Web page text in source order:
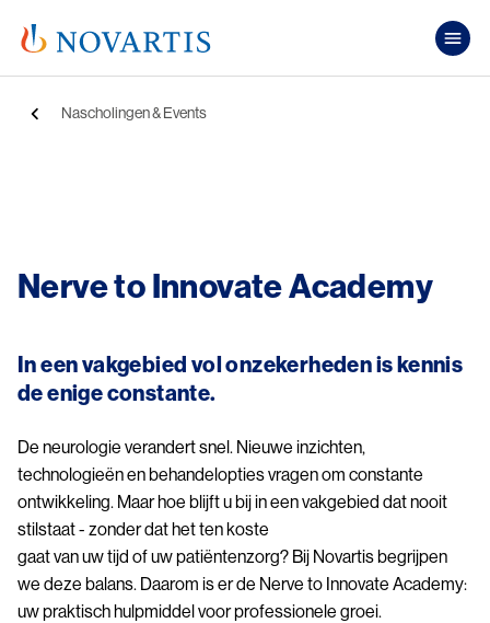
Kruimelpad
Nascholingen & Events
Nerve to Innovate Academy
In een vakgebied vol onzekerheden is kennis
de enige constante.
De neurologie verandert snel. Nieuwe inzichten,
technologieën en behandelopties vragen om constante
ontwikkeling. Maar hoe blijft u bij in een vakgebied dat nooit
stilstaat - zonder dat het ten koste
gaat van uw tijd of uw patiëntenzorg? Bij Novartis begrijpen
we deze balans. Daarom is er de Nerve to Innovate Academy:
uw praktisch hulpmiddel voor professionele groei.